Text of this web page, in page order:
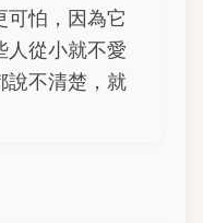
可怕，因為它
人從小就不愛
說不清楚，就